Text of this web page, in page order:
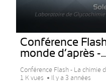
Conférence
monde d’après -...
Conférence Flash - La chimie
1 K vues
Il y a 3 années